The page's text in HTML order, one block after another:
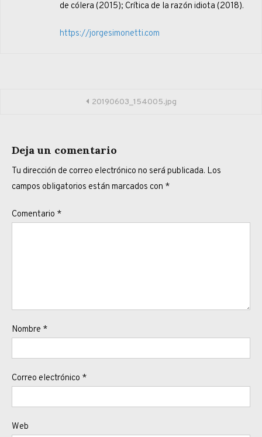
de cólera (2015); Crítica de la razón idiota (2018).
https://jorgesimonetti.com
Navegación
entradas
20190603_154005.jpg
Deja un comentario
Tu dirección de correo electrónico no será publicada. Los
campos obligatorios están marcados con *
Comentario *
Nombre *
Correo electrónico *
Web